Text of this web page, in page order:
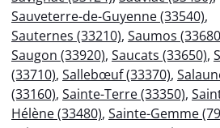
Sauveterre-de-Guyenne (33540),
Sauternes (33210), Saumos
Saugon (33920), Saucats (33650),
(33710), Sallebœuf (33370),
(33160), Sainte-Terre (33350),
Hélène (33480), Sainte-Gemme